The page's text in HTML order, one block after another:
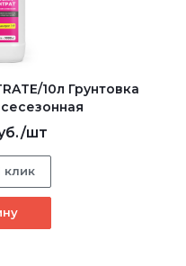
10л Грунтовка
/шт
клик